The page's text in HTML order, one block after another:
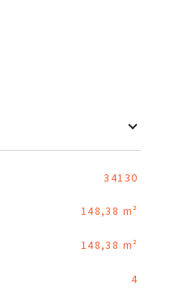
34130
148,38 m²
148,38 m²
4